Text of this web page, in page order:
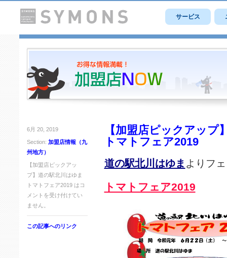
サービス
6月 20, 2019
Section: 加盟店情報（九
州地方）
【加盟店ピックアッ
プ】道の駅北川はゆま
トマトフェア2019 は コ
メントを受け付けてい
ません。
この記事へのリンク
【加盟店ピックアップ
トマトフェア2019
道の駅北川はゆま よりフ
トマトフェア2019